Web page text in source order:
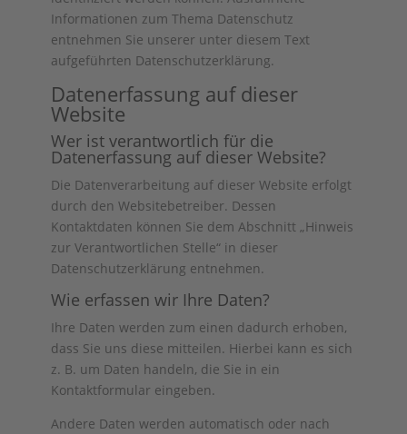
Informationen zum Thema Datenschutz
entnehmen Sie unserer unter diesem Text
aufgeführten Datenschutzerklärung.
Datenerfassung auf dieser
Website
Wer ist verantwortlich für die
Datenerfassung auf dieser Website?
Die Datenverarbeitung auf dieser Website erfolgt
durch den Websitebetreiber. Dessen
Kontaktdaten können Sie dem Abschnitt „Hinweis
zur Verantwortlichen Stelle“ in dieser
Datenschutzerklärung entnehmen.
Wie erfassen wir Ihre Daten?
Ihre Daten werden zum einen dadurch erhoben,
dass Sie uns diese mitteilen. Hierbei kann es sich
z. B. um Daten handeln, die Sie in ein
Kontaktformular eingeben.
Andere Daten werden automatisch oder nach